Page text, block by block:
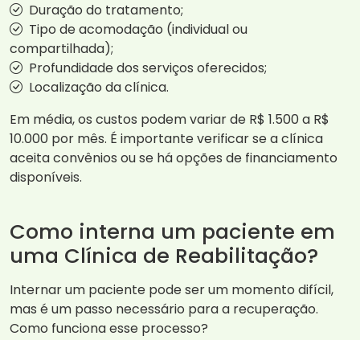
Duração do tratamento;
Tipo de acomodação (individual ou
compartilhada);
Profundidade dos serviços oferecidos;
Localização da clínica.
Em média, os custos podem variar de R$ 1.500 a R$
10.000 por mês. É importante verificar se a clínica
aceita convênios ou se há opções de financiamento
disponíveis.
Como interna um paciente em
uma Clínica de Reabilitação?
Internar um paciente pode ser um momento difícil,
mas é um passo necessário para a recuperação.
Como funciona esse processo?